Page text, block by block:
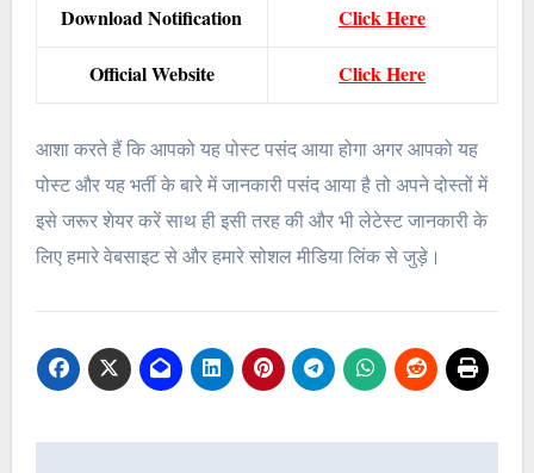
Download Notification Click Here
Official Website Click Here
आशा करते हैं कि आपको यह पोस्ट पसंद आया होगा अगर आपको यह
पोस्ट और यह भर्ती के बारे में जानकारी पसंद आया है तो अपने दोस्तों में
इसे जरूर शेयर करें साथ ही इसी तरह की और भी लेटेस्ट जानकारी के
लिए हमारे वेबसाइट से और हमारे सोशल मीडिया लिंक से जुड़े।